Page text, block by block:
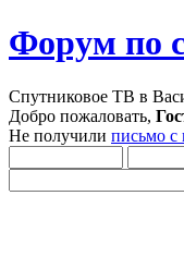
Форум по
Спутниковое ТВ в
Добро пожаловать,
Не получили письмо с